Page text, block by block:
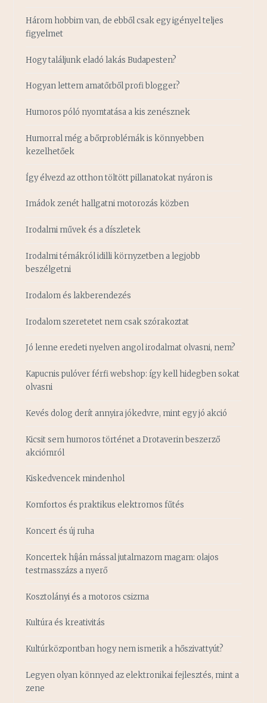
Három hobbim van, de ebből csak egy igényel teljes
figyelmet
Hogy találjunk eladó lakás Budapesten?
Hogyan lettem amatőrből profi blogger?
Humoros póló nyomtatása a kis zenésznek
Humorral még a bőrproblémák is könnyebben
kezelhetőek
Így élvezd az otthon töltött pillanatokat nyáron is
Imádok zenét hallgatni motorozás közben
Irodalmi művek és a díszletek
Irodalmi témákról idilli környzetben a legjobb
beszélgetni
Irodalom és lakberendezés
Irodalom szeretetet nem csak szórakoztat
Jó lenne eredeti nyelven angol irodalmat olvasni, nem?
Kapucnis pulóver férfi webshop: így kell hidegben sokat
olvasni
Kevés dolog derít annyira jókedvre, mint egy jó akció
Kicsit sem humoros történet a Drotaverin beszerző
akciómról
Kiskedvencek mindenhol
Komfortos és praktikus elektromos fűtés
Koncert és új ruha
Koncertek híján mással jutalmazom magam: olajos
testmasszázs a nyerő
Kosztolányi és a motoros csizma
Kultúra és kreativitás
Kultúrközpontban hogy nem ismerik a hőszivattyút?
Legyen olyan könnyed az elektronikai fejlesztés, mint a
zene